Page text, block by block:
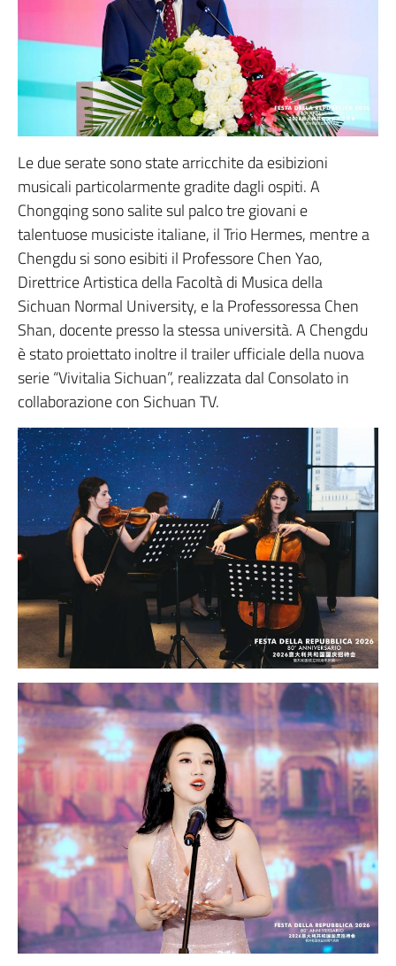
Le due serate sono state arricchite da esibizioni
musicali particolarmente gradite dagli ospiti. A
Chongqing sono salite sul palco tre giovani e
talentuose musiciste italiane, il Trio Hermes, mentre a
Chengdu si sono esibiti il Professore Chen Yao,
Direttrice Artistica della Facoltà di Musica della
Sichuan Normal University, e la Professoressa Chen
Shan, docente presso la stessa università. A Chengdu
è stato proiettato inoltre il trailer ufficiale della nuova
serie “Vivitalia Sichuan”, realizzata dal Consolato in
collaborazione con Sichuan TV.